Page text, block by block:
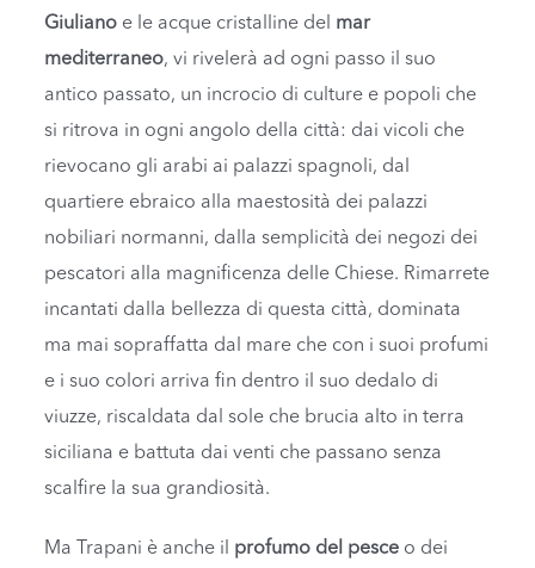
Giuliano e le acque cristalline del mar
mediterraneo, vi rivelerà ad ogni passo il suo
antico passato, un incrocio di culture e popoli che
si ritrova in ogni angolo della città: dai vicoli che
rievocano gli arabi ai palazzi spagnoli, dal
quartiere ebraico alla maestosità dei palazzi
nobiliari normanni, dalla semplicità dei negozi dei
pescatori alla magnificenza delle Chiese. Rimarrete
incantati dalla bellezza di questa città, dominata
ma mai sopraffatta dal mare che con i suoi profumi
e i suo colori arriva fin dentro il suo dedalo di
viuzze, riscaldata dal sole che brucia alto in terra
siciliana e battuta dai venti che passano senza
scalfire la sua grandiosità.
Ma Trapani è anche il profumo del pesce o dei